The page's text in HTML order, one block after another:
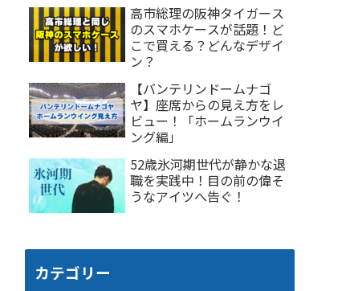
高市総理の阪神タイガース
のスマホケースが話題！ど
こで買える？どんなデザイ
ン？
【バンテリンドームナゴ
ヤ】座席からの見え方をレ
ビュー！「ホームランウイ
ング編」
52歳氷河期世代が静かな退
職を実践中！目の前の偉そ
うなアイツへ告ぐ！
カテゴリー